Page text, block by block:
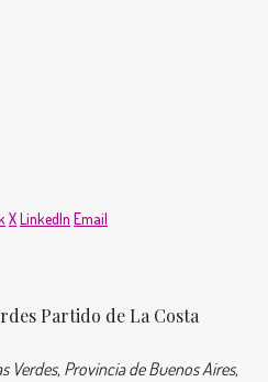
XLinkedIn Email
Partido de La Costa
Verdes, Provincia de Buenos Aires,